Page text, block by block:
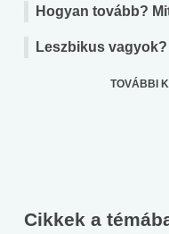
Hogyan tovább?
Leszbikus vagyok?
TOVÁBBI
Cikkek a